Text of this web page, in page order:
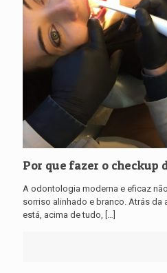
Por que fazer o checkup
A odontologia moderna e eficaz
sorriso alinhado e branco. Atrás da
está, acima de tudo, […]